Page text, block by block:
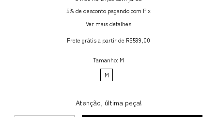
5% de desconto pagando com Pix
Ver mais detalhes
Frete grátisa partir de R$599,00
Tamanho: M
M
Atenção, última peça!